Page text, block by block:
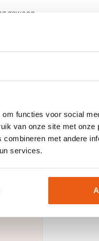
functies voor social
van onze site met onze
met andere
services.
gewoon
vanaf